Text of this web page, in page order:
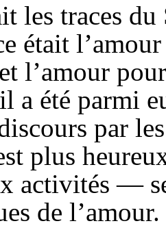
les traces
était
l’amour
a été parmi
par
plus
activités —
de l’amour.